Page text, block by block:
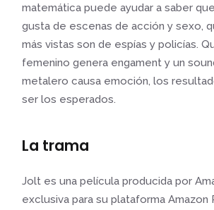
matemática puede ayudar a saber
gusta de escenas de acción y sexo,
más vistas son de espías y policías.
femenino genera engament y un
metalero causa emoción, los
ser los esperados.
La trama
Jolt es una película producida por
exclusiva para su plataforma Amazon